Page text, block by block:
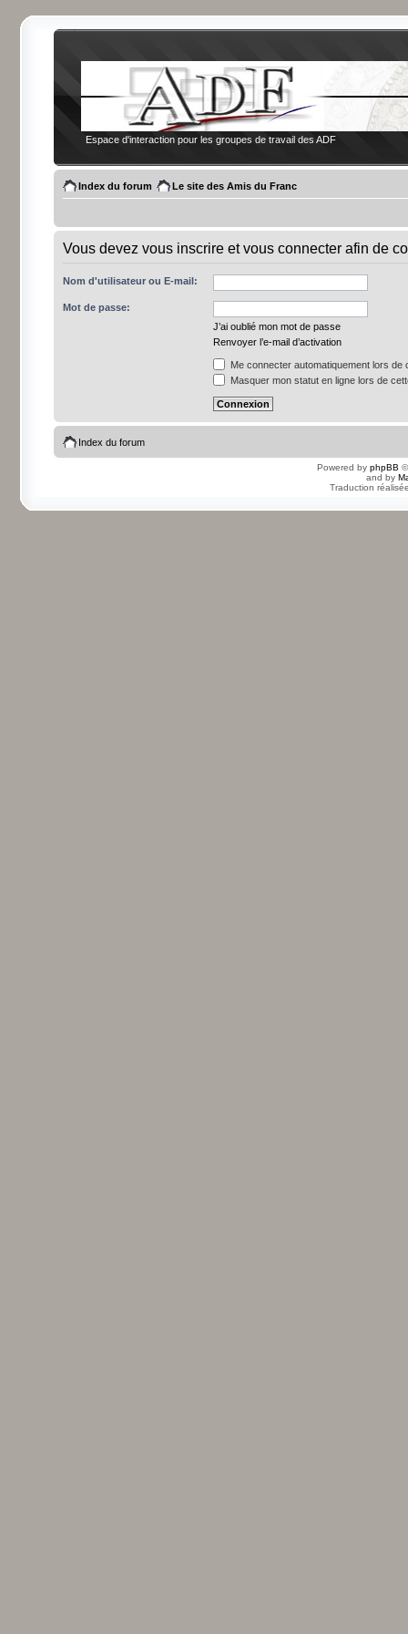
Espace d'interaction pour les groupes de travail des ADF
Index du forum Le site des Amis du Franc
Vous devez vous inscrire et vous connecter afin de
Nom d'utilisateur ou E-mail:
Mot de passe:
J’ai oublié mon mot de passe
Renvoyer l’e-mail d’activation
Me connecter automatiquement lors de
Masquer mon statut en ligne lors de
Index du forum
Powered by phpBB
and by
Traduction